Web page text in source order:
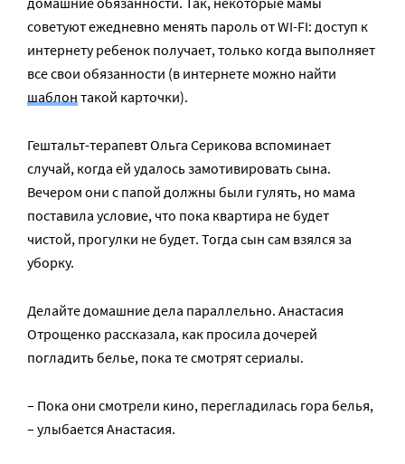
советуют ежедневно менять пароль от WI-FI: доступ к
интернету ребенок получает, только когда выполняет
все свои обязанности (в интернете можно найти
шаблон такой карточки).
Гештальт-терапевт Ольга Серикова вспоминает
случай, когда ей удалось замотивировать сына.
Вечером они с папой должны были гулять, но мама
поставила условие, что пока квартира не будет
чистой, прогулки не будет. Тогда сын сам взялся за
уборку.
Делайте домашние дела параллельно. Анастасия
Отрощенко рассказала, как просила дочерей
погладить белье, пока те смотрят сериалы.
– Пока они смотрели кино, перегладилась гора белья,
– улыбается Анастасия.